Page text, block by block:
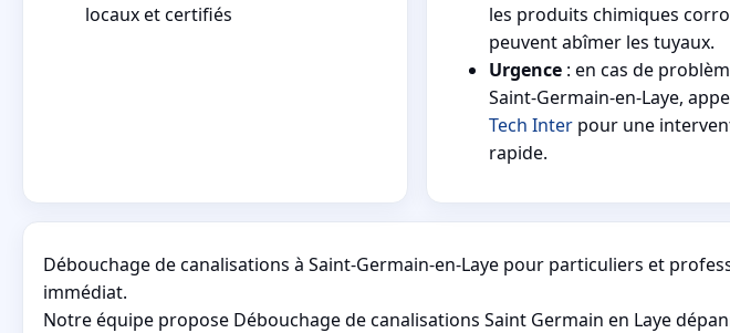
locaux et certifiés
les produits chimiques
peuvent abîmer les tuyaux.
Urgence : en cas de
Saint-Germain-en-Laye,
Tech Inter pour une
rapide.
Débouchage de canalisations à Saint-Germain-en-Laye pour particuliers et
immédiat.
Notre équipe propose Débouchage de canalisations Saint Germain en Laye